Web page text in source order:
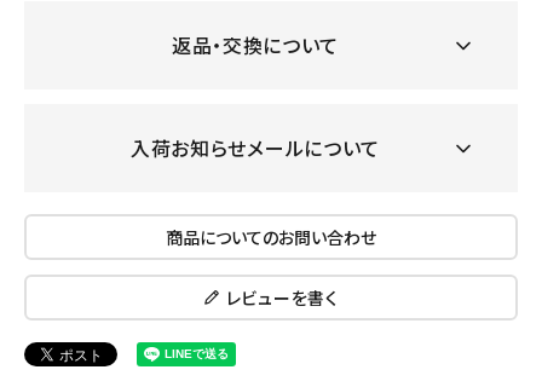
返品・交換について
入荷お知らせメールについて
商品についてのお問い合わせ
レビューを書く